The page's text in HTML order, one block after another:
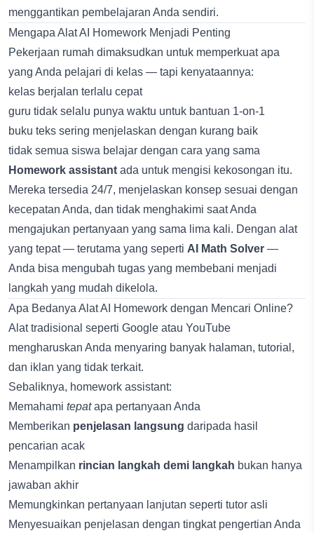
menggantikan pembelajaran Anda sendiri.
Mengapa Alat AI Homework Menjadi Penting
Pekerjaan rumah dimaksudkan untuk memperkuat apa
yang Anda pelajari di kelas — tapi kenyataannya:
kelas berjalan terlalu cepat
guru tidak selalu punya waktu untuk bantuan 1-on-1
buku teks sering menjelaskan dengan kurang baik
tidak semua siswa belajar dengan cara yang sama
Homework assistant ada untuk mengisi kekosongan itu.
Mereka tersedia 24/7, menjelaskan konsep sesuai dengan
kecepatan Anda, dan tidak menghakimi saat Anda
mengajukan pertanyaan yang sama lima kali. Dengan alat
yang tepat — terutama yang seperti AI Math Solver —
Anda bisa mengubah tugas yang membebani menjadi
langkah yang mudah dikelola.
Apa Bedanya Alat AI Homework dengan Mencari Online?
Alat tradisional seperti Google atau YouTube
mengharuskan Anda menyaring banyak halaman, tutorial,
dan iklan yang tidak terkait.
Sebaliknya, homework assistant:
Memahami tepatapa pertanyaan Anda
Memberikan penjelasan langsung daripada hasil
pencarian acak
Menampilkan rincian langkah demi langkah bukan hanya
jawaban akhir
Memungkinkan pertanyaan lanjutan seperti tutor asli
Menyesuaikan penjelasan dengan tingkat pengertian Anda